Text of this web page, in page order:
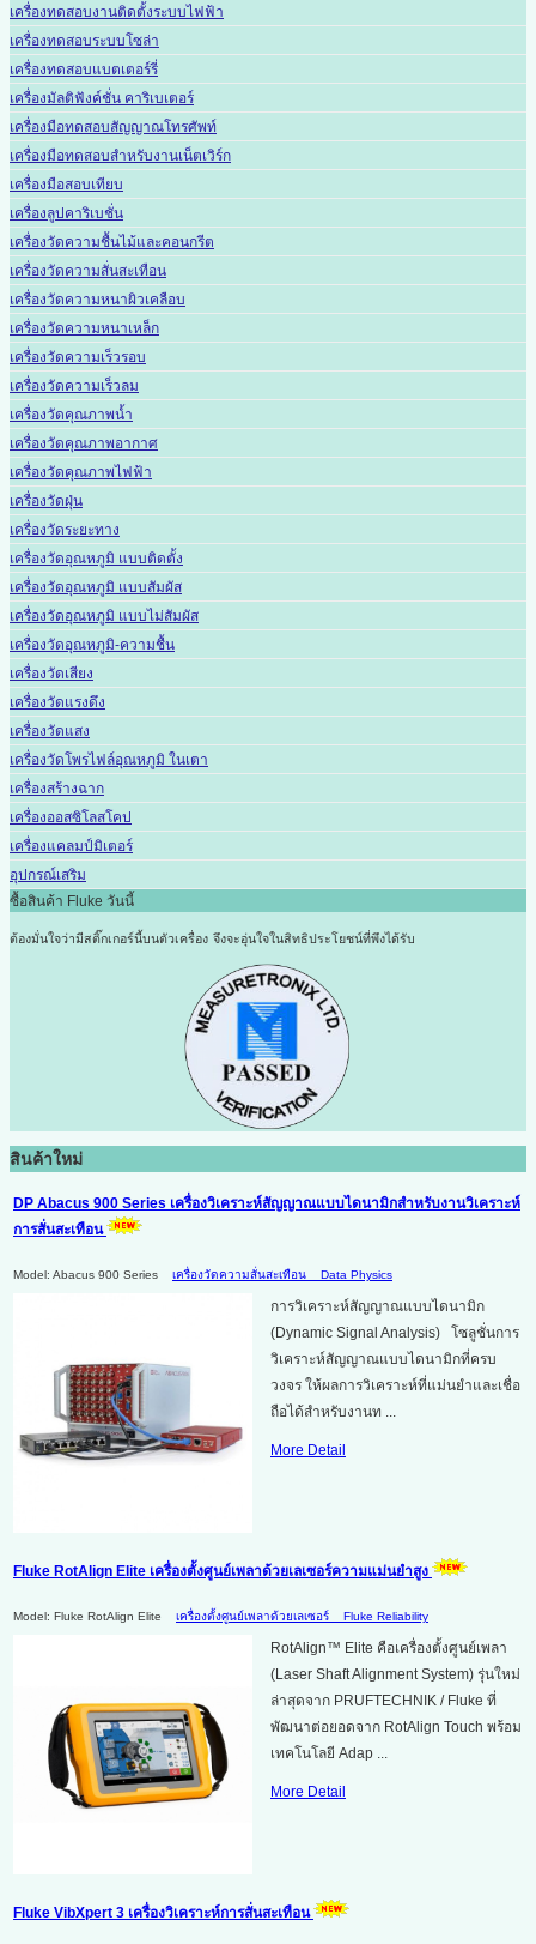
เครื่องทดสอบงานติดตั้งระบบไฟฟ้า
เครื่องทดสอบระบบโซล่า
เครื่องทดสอบแบตเตอร์รี่
เครื่องมัลติฟังค์ชั่น คาริเบเตอร์
เครื่องมือทดสอบสัญญาณโทรศัพท์
เครื่องมือทดสอบสำหรับงานเน็ตเวิร์ก
เครื่องมือสอบเทียบ
เครื่องลูปคาริเบชั่น
เครื่องวัดความชื้นไม้และคอนกรีต
เครื่องวัดความสั่นสะเทือน
เครื่องวัดความหนาผิวเคลือบ
เครื่องวัดความหนาเหล็ก
เครื่องวัดความเร็วรอบ
เครื่องวัดความเร็วลม
เครื่องวัดคุณภาพน้ำ
เครื่องวัดคุณภาพอากาศ
เครื่องวัดคุณภาพไฟฟ้า
เครื่องวัดฝุ่น
เครื่องวัดระยะทาง
เครื่องวัดอุณหภูมิ แบบติดตั้ง
เครื่องวัดอุณหภูมิ แบบสัมผัส
เครื่องวัดอุณหภูมิ แบบไม่สัมผัส
เครื่องวัดอุณหภูมิ-ความชื้น
เครื่องวัดเสียง
เครื่องวัดแรงดึง
เครื่องวัดแสง
เครื่องวัดโพรไฟล์อุณหภูมิ ในเตา
เครื่องสร้างฉาก
เครื่องออสซิโลสโคป
เครื่องแคลมป์มิเตอร์
อุปกรณ์เสริม
ซื้อสินค้า Fluke วันนี้
ต้องมั่นใจว่ามีสติ๊กเกอร์นี้บนตัวเครื่อง จึงจะอุ่นใจในสิทธิประโยชน์ที่พึงได้รับ
สินค้าใหม่
DP Abacus 900 Series เครื่องวิเคราะห์สัญญาณแบบไดนามิกสำหรับงานวิเคราะห์
การสั่นสะเทือน
Model: Abacus 900 Series เครื่องวัดความสั่นสะเทือน Data Physics
การวิเคราะห์สัญญาณแบบไดนามิก
(Dynamic Signal Analysis) โซลูชั่นการ
วิเคราะห์สัญญาณแบบไดนามิกที่ครบ
วงจร ให้ผลการวิเคราะห์ที่แม่นยำและเชื่อ
ถือได้สำหรับงานท ...
More Detail
Fluke RotAlign Elite เครื่องตั้งศูนย์เพลาด้วยเลเซอร์ความแม่นยำสูง
Model: Fluke RotAlign Elite เครื่องตั้งศูนย์เพลาด้วยเลเซอร์ Fluke Reliability
RotAlign™ Elite คือเครื่องตั้งศูนย์เพลา
(Laser Shaft Alignment System) รุ่นใหม่
ล่าสุดจาก PRUFTECHNIK / Fluke ที่
พัฒนาต่อยอดจาก RotAlign Touch พร้อม
เทคโนโลยี Adap ...
More Detail
Fluke VibXpert 3 เครื่องวิเคราะห์การสั่นสะเทือน